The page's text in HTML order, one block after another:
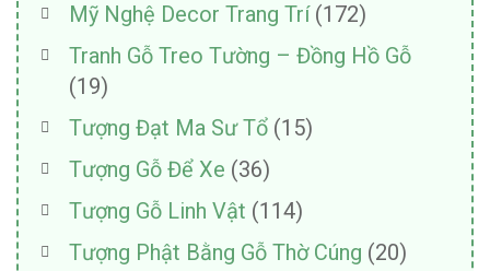
Mỹ Nghệ Decor Trang Trí(172)
Tranh Gỗ Treo Tường – Đồng Hồ Gỗ
(19)
Tượng Đạt Ma Sư Tổ(15)
Tượng Gỗ Để Xe (36)
Tượng Gỗ Linh Vật (114)
Tượng Phật Bằng Gỗ Thờ Cúng (20)